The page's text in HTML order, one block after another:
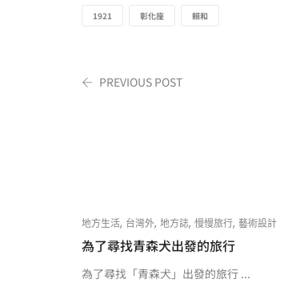
1921 彰化座 賴和
PREVIOUS POST
地方生活, 台灣外, 地方誌, 慢慢旅行, 藝術設計
為了尋找青森犬出發的旅行
為了尋找「青森犬」出發的旅行 ...